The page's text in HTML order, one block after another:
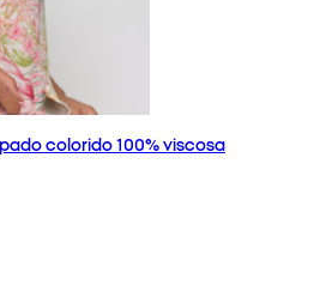
colorido 100% viscosa